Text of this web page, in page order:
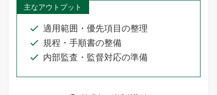
主なアウトプット
適用範囲・優先項目の整理
規程・手順書の整備
内部監査・監督対応の準備